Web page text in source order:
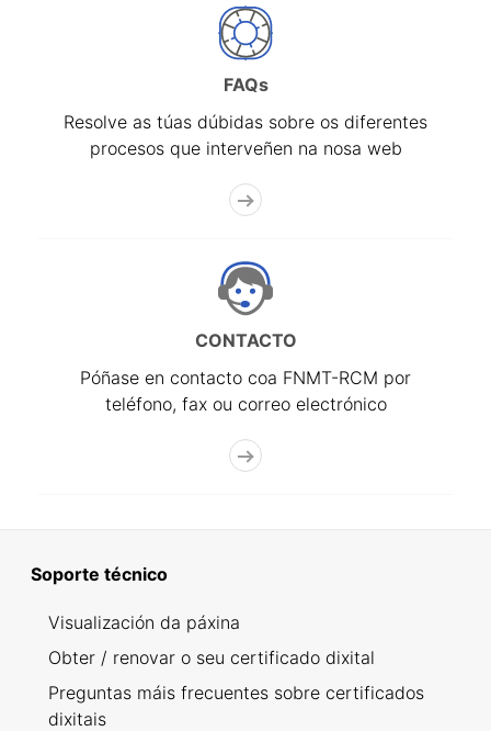
FAQs
Resolve as túas dúbidas sobre os diferentes
procesos que interveñen na nosa web
CONTACTO
Póñase en contacto coa FNMT-RCM por
teléfono, fax ou correo electrónico
Soporte técnico
Visualización da páxina
Obter / renovar o seu certificado dixital
Preguntas máis frecuentes sobre certificados
dixitais